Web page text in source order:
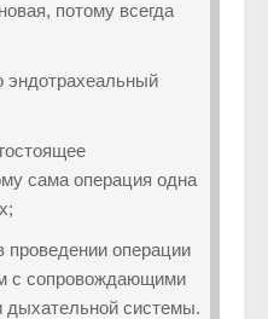
потому всегда
эндотрахеальный
сама операция одна
проведении операции
с сопровождающими
системы.